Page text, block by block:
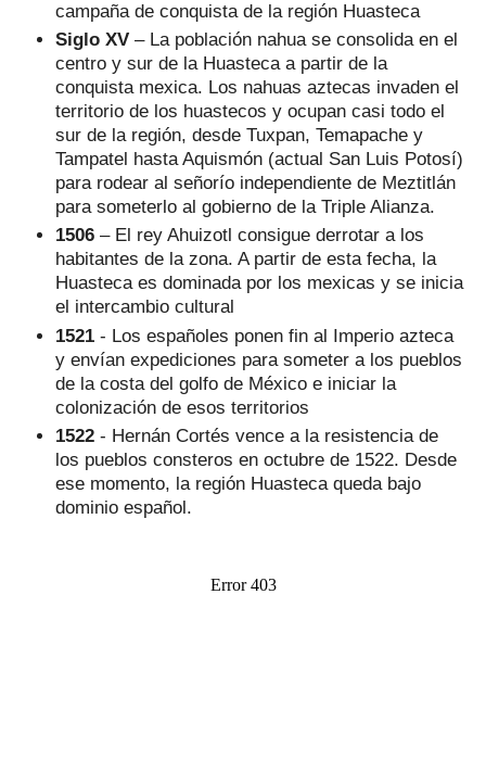
campaña de conquista de la región Huasteca
Siglo XV – La población nahua se consolida en el
centro y sur de la Huasteca a partir de la
conquista mexica. Los nahuas aztecas invaden el
territorio de los huastecos y ocupan casi todo el
sur de la región, desde Tuxpan, Temapache y
Tampatel hasta Aquismón (actual San Luis Potosí)
para rodear al señorío independiente de Meztitlán
para someterlo al gobierno de la Triple Alianza.
1506– El rey Ahuizotl consigue derrotar a los
habitantes de la zona. A partir de esta fecha, la
Huasteca es dominada por los mexicas y se inicia
el intercambio cultural
1521- Los españoles ponen fin al Imperio azteca
y envían expediciones para someter a los pueblos
de la costa del golfo de México e iniciar la
colonización de esos territorios
1522 - Hernán Cortés vence a la resistencia de
los pueblos consteros en octubre de 1522. Desde
ese momento, la región Huasteca queda bajo
dominio español.